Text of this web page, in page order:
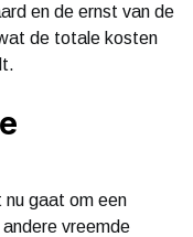
en de ernst van de
de totale kosten
gaat om een
vreemde